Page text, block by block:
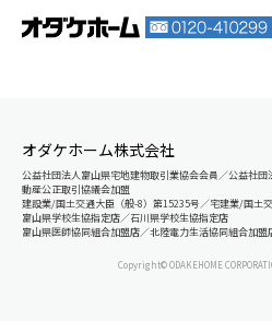
オダケホーム株式会社
公益社団法人富山県宅地建物取引業協会会員／公益社
動産公正取引協議会加盟
建設業/国土交通大臣（般-8）第15235号／宅建業/国土
富山県学校生協指定店／石川県学校生協指定店
富山県医師協同組合加盟店／北陸電力生活協同組合加盟
Copyright© ODAKEHOME